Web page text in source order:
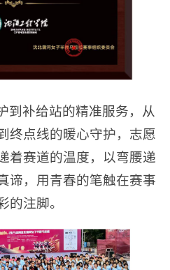
到补给站的精准服务，从
终点线的暖心守护，志愿
着赛道的温度，以弯腰递
谛，用青春的笔触在赛事
的注脚。